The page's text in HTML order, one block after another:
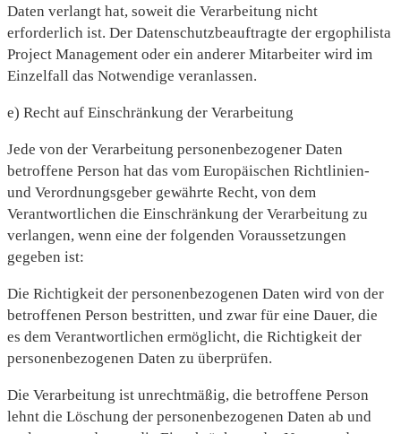
Daten verlangt hat, soweit die Verarbeitung nicht
erforderlich ist. Der Datenschutzbeauftragte der ergophilista
Project Management oder ein anderer Mitarbeiter wird im
Einzelfall das Notwendige veranlassen.
e) Recht auf Einschränkung der Verarbeitung
Jede von der Verarbeitung personenbezogener Daten
betroffene Person hat das vom Europäischen Richtlinien-
und Verordnungsgeber gewährte Recht, von dem
Verantwortlichen die Einschränkung der Verarbeitung zu
verlangen, wenn eine der folgenden Voraussetzungen
gegeben ist:
Die Richtigkeit der personenbezogenen Daten wird von der
betroffenen Person bestritten, und zwar für eine Dauer, die
es dem Verantwortlichen ermöglicht, die Richtigkeit der
personenbezogenen Daten zu überprüfen.
Die Verarbeitung ist unrechtmäßig, die betroffene Person
lehnt die Löschung der personenbezogenen Daten ab und